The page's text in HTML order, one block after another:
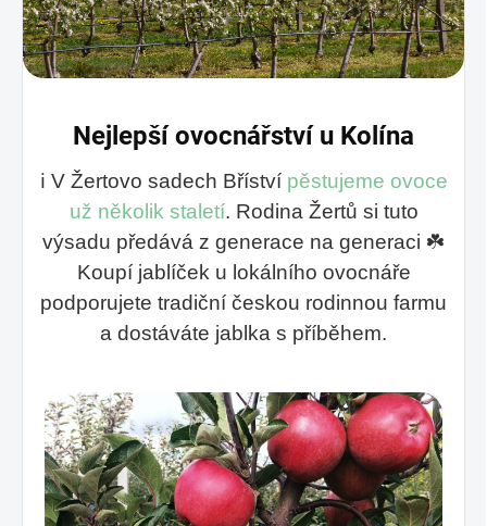
Nejlepší ovocnářství u Kolína
ℹ️ V Žertovo sadech Bříství pěstujeme ovoce
už několik staletí. Rodina Žertů si tuto
výsadu předává z generace na generaci ☘️
Koupí jablíček u lokálního ovocnáře
podporujete tradiční českou rodinnou farmu
a dostáváte jablka s příběhem.